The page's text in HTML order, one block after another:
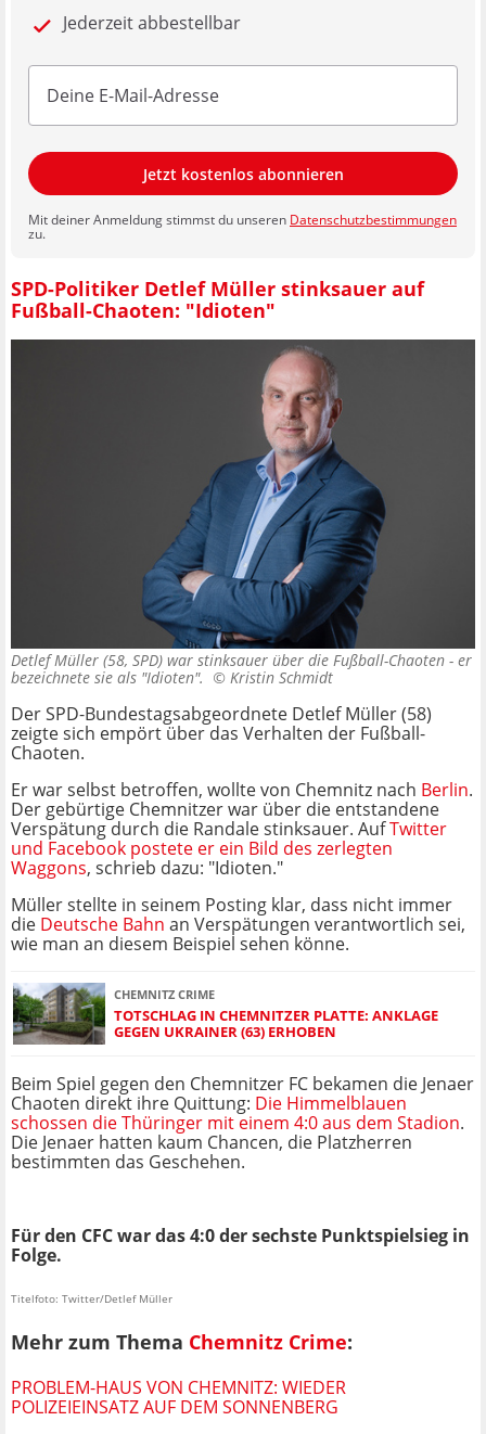
Jederzeit abbestellbar
Jetzt kostenlos abonnieren
Mit deiner Anmeldung stimmst du unseren Datenschutzbestimmungen
zu.
SPD-Politiker Detlef Müller stinksauer auf
Fußball-Chaoten: "Idioten"
Detlef Müller (58, SPD) war stinksauer über die Fußball-Chaoten - er
bezeichnete sie als "Idioten". © Kristin Schmidt
Der SPD-Bundestagsabgeordnete Detlef Müller (58)
zeigte sich empört über das Verhalten der Fußball-
Chaoten.
Er war selbst betroffen, wollte von Chemnitz nach Berlin.
Der gebürtige Chemnitzer war über die entstandene
Verspätung durch die Randale stinksauer. AufTwitter
und Facebook postete er ein Bild des zerlegten
Waggons, schrieb dazu: "Idioten."
Müller stellte in seinem Posting klar, dass nicht immer
die Deutsche Bahn an Verspätungen verantwortlich sei,
wie man an diesem Beispiel sehen könne.
CHEMNITZ CRIME
TOTSCHLAG IN CHEMNITZER PLATTE: ANKLAGE
GEGEN UKRAINER (63) ERHOBEN
Beim Spiel gegen den Chemnitzer FC bekamen die Jenaer
Chaoten direkt ihre Quittung: Die Himmelblauen
schossen die Thüringer mit einem 4:0 aus dem Stadion.
Die Jenaer hatten kaum Chancen, die Platzherren
bestimmten das Geschehen.
Für den CFC war das 4:0 der sechste Punktspielsieg in
Folge.
Titelfoto: Twitter/Detlef Müller
Mehr zum Thema Chemnitz Crime:
PROBLEM-HAUS VON CHEMNITZ: WIEDER
POLIZEIEINSATZ AUF DEM SONNENBERG